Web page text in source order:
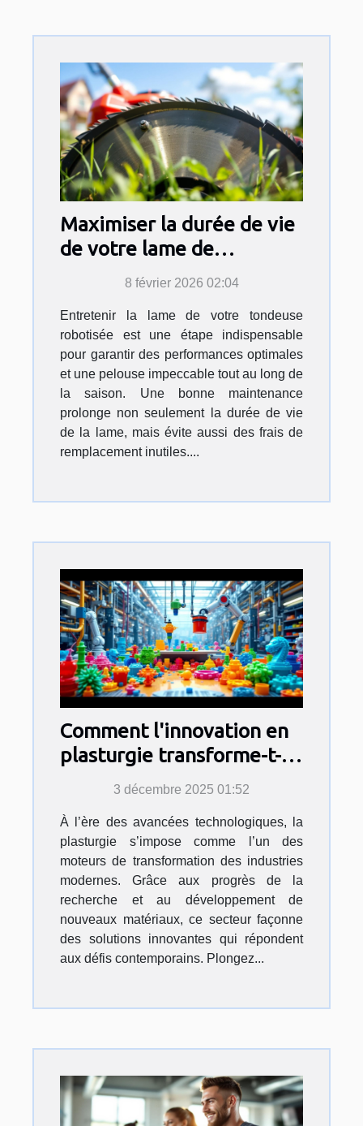
Maximiser la durée de vie
de votre lame de
tondeuse robotisée :
8 février 2026 02:04
Entretenir la lame de votre tondeuse
robotisée est une étape indispensable
pour garantir des performances optimales
et une pelouse impeccable tout au long de
la saison. Une bonne maintenance
prolonge non seulement la durée de vie
de la lame, mais évite aussi des frais de
remplacement inutiles....
Comment l'innovation en
plasturgie transforme-t-
elle les industries
3 décembre 2025 01:52
À l’ère des avancées technologiques, la
plasturgie s’impose comme l’un des
moteurs de transformation des industries
modernes. Grâce aux progrès de la
recherche et au développement de
nouveaux matériaux, ce secteur façonne
des solutions innovantes qui répondent
aux défis contemporains. Plongez...